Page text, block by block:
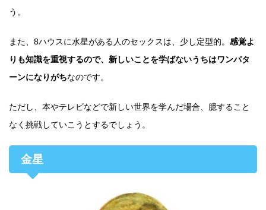
う。
また、8ハウスに水星がある人のセックスは、少し定型的。 感覚よ
りも知識を重視するので、新しいことを学ばないうちはワンパタ
ーンになりがちなのです。
ただし、本やテレビなどで新しい世界を学んだ場合、臆すること
なく挑戦していこうとするでしょう。
金星